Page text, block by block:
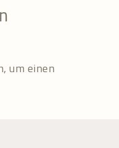
um einen